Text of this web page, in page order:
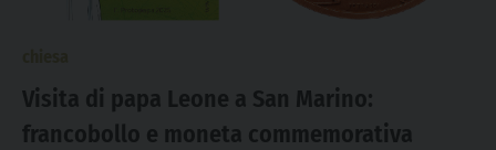
Visita di papa Leone a San Marino:
francobollo e moneta commemorativa